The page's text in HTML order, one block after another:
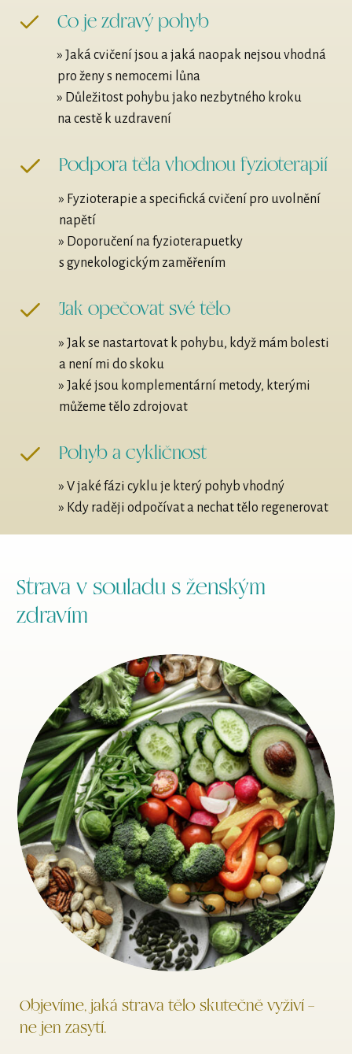
Co je zdravý pohyb
» Jaká cvičení jsou a jaká naopak nejsou vhodná
pro ženy s nemocemi lůna
» Důležitost pohybu jako nezbytného kroku
na cestě k uzdravení
Podpora těla vhodnou fyzioterapií
» Fyzioterapie a specifická cvičení pro uvolnění
napětí
» Doporučení na fyzioterapuetky
s gynekologickým zaměřením
Jak opečovat své tělo
» Jak se nastartovat k pohybu, když mám bolesti
a není mi do skoku
» Jaké jsou komplementární metody, kterými
můžeme tělo zdrojovat
Pohyb a cykličnost
» V jaké fázi cyklu je který pohyb vhodný
» Kdy raději odpočívat a nechat tělo regenerovat
Strava v souladu s ženským
zdravím
Objevíme, jaká strava tělo skutečně vyživí –
ne jen zasytí.